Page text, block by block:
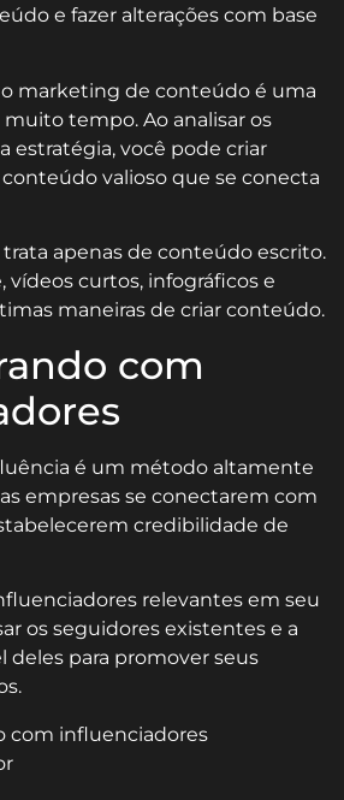
e fazer alterações com base
marketing de conteúdo é uma
tempo. Ao analisar os
estratégia, você pode criar
valioso que se conecta
apenas de conteúdo escrito.
vídeos curtos, infográficos e
maneiras de criar conteúdo.
com
é um método altamente
empresas se conectarem com
credibilidade de
relevantes em seu
os seguidores existentes e a
deles para promover seus